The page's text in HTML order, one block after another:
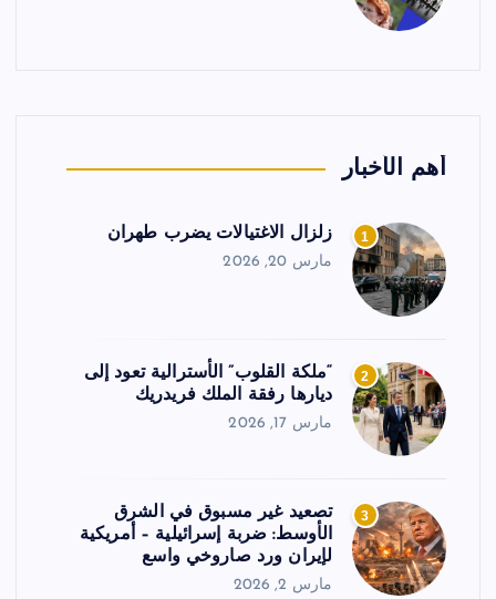
أهم الأخبار
1 زلزال الاغتيالات يضرب طهران
مارس 20, 2026
2
“ملكة القلوب” الأسترالية تعود إلى
ديارها رفقة الملك فريدريك
مارس 17, 2026
3
تصعيد غير مسبوق في الشرق
الأوسط: ضربة إسرائيلية – أمريكية
لإيران ورد صاروخي واسع
مارس 2, 2026